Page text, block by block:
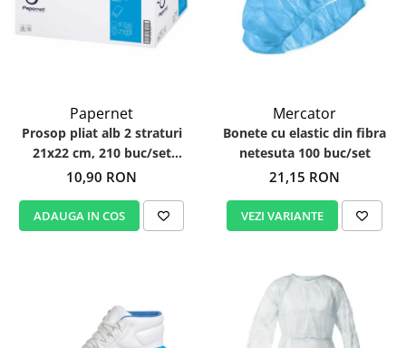
Papernet
Prosop pliat alb 2 straturi
21x22 cm, 210 buc/set
Papernet 404283
10,90 RON
ADAUGA IN COS
Mercator
Bonete cu elastic din fibra
netesuta 100 buc/set
21,15 RON
VEZI VARIANTE